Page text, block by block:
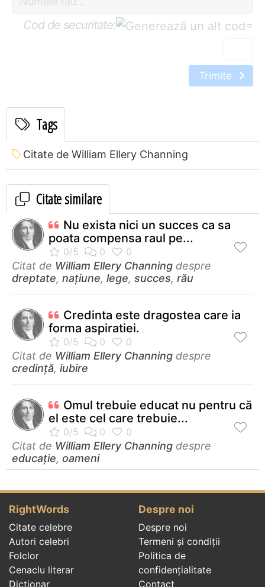
Cod de securitate: =
Trimite
Tags
Citate de William Ellery Channing
Citate similare
Nu exista nici un succes ca sa
poata compensa raul pe...
Citat de William Ellery Channing despre
dreptate, națiune, lege, succes, rău
Credinta este dragostea care ia
forma aspiratiei.
Citat de William Ellery Channing despre
credință, iubire
Omul trebuie educat nu pentru că
el este cel care trebuie...
Citat de William Ellery Channing despre
educație, oameni
RightWords
Citate celebre
Autori celebri
Folclor
Cenaclu literar
Dicționar
Despre noi
Despre noi
Termeni și condiții
Politica de
confidenţialitate
Contact